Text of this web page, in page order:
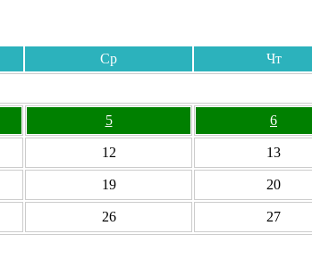
Ср Чт
5 6
12 13
19 20
26 27